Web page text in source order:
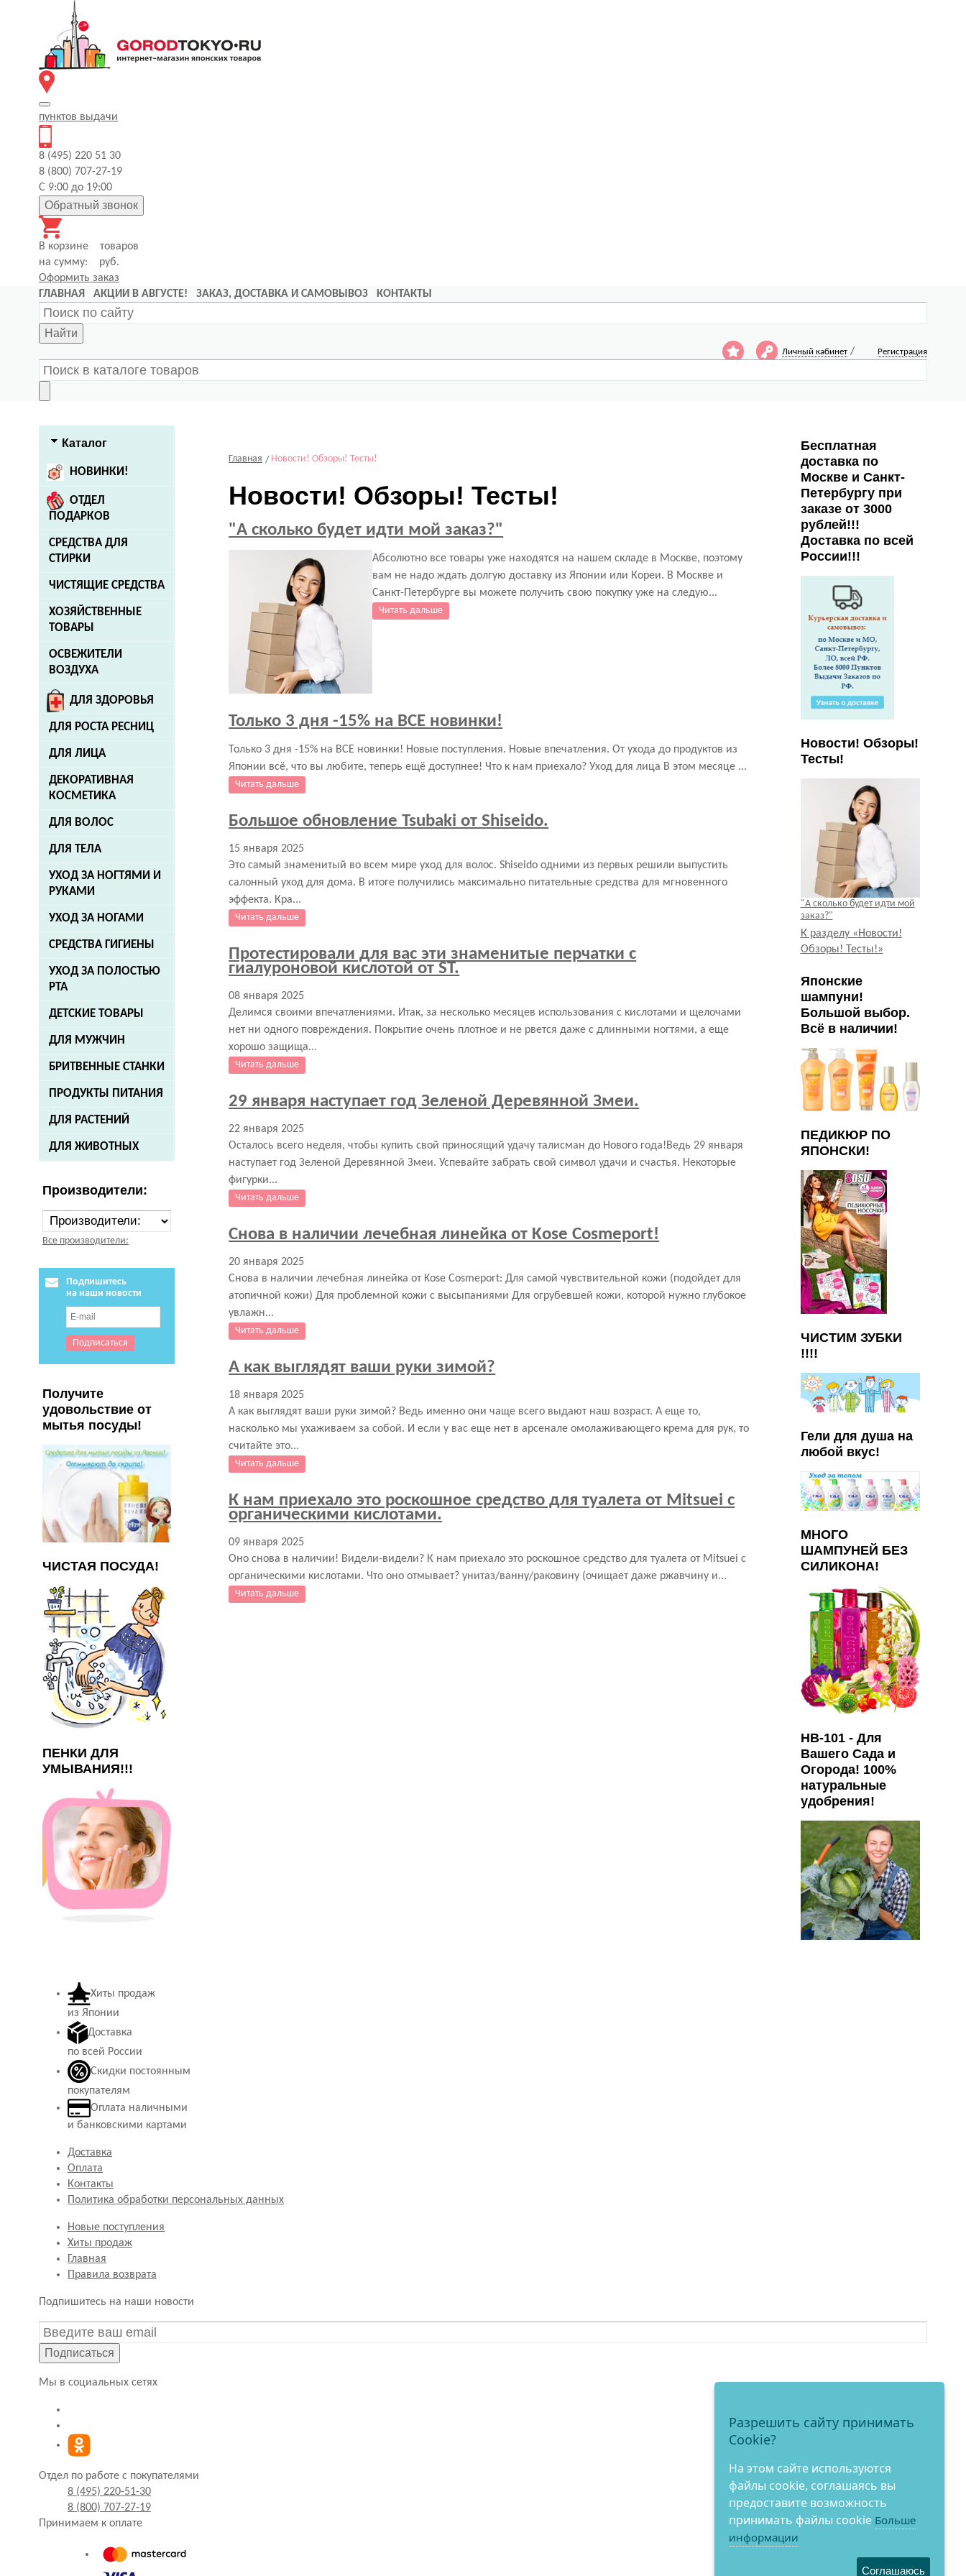
пунктов выдачи
8 (495) 220 51 30
8 (800) 707-27-19
С 9:00 до 19:00
Обратный звонок
В корзине
товаров
на сумму:
руб.
Оформить заказ
ГЛАВНАЯ
АКЦИИ В АВГУСТЕ! ЗАКАЗ, ДОСТАВКА И САМОВЫВОЗ КОНТАКТЫ
Найти
Личный кабинет / Регистрация
Каталог
НОВИНКИ!
ОТДЕЛ
ПОДАРКОВ
СРЕДСТВА ДЛЯ
СТИРКИ
ЧИСТЯЩИЕ СРЕДСТВА
ХОЗЯЙСТВЕННЫЕ
ТОВАРЫ
ОСВЕЖИТЕЛИ
ВОЗДУХА
ДЛЯ ЗДОРОВЬЯ
ДЛЯ РОСТА РЕСНИЦ
ДЛЯ ЛИЦА
ДЕКОРАТИВНАЯ
КОСМЕТИКА
ДЛЯ ВОЛОС
ДЛЯ ТЕЛА
УХОД ЗА НОГТЯМИ И
РУКАМИ
УХОД ЗА НОГАМИ
СРЕДСТВА ГИГИЕНЫ
УХОД ЗА ПОЛОСТЬЮ
РТА
ДЕТСКИЕ ТОВАРЫ
ДЛЯ МУЖЧИН
БРИТВЕННЫЕ СТАНКИ
ПРОДУКТЫ ПИТАНИЯ
ДЛЯ РАСТЕНИЙ
ДЛЯ ЖИВОТНЫХ
Производители:
Все производители:
Подпишитесь
на наши новости
Получите
удовольствие от
мытья посуды!
ЧИСТАЯ ПОСУДА!
ПЕНКИ ДЛЯ
УМЫВАНИЯ!!!
Главная Новости! Обзоры! Тесты!
Новости! Обзоры! Тесты!
"А сколько будет идти мой заказ?"
Абсолютно все товары уже находятся на нашем складе в Москве, поэтому
вам не надо ждать долгую доставку из Японии или Кореи. В Москве и
Санкт-Петербурге вы можете получить свою покупку уже на следую...
Читать дальше
Только 3 дня -15% на ВСЕ новинки!
Только 3 дня -15% на ВСЕ новинки! Новые поступления. Новые впечатления. От ухода до продуктов из
Японии всё, что вы любите, теперь ещё доступнее! Что к нам приехало? Уход для лица В этом месяце ...
Читать дальше
Большое обновление Tsubaki от Shiseido.
15 января 2025
Это самый знаменитый во всем мире уход для волос. Shiseido одними из первых решили выпустить
салонный уход для дома. В итоге получились максимально питательные средства для мгновенного
эффекта. Кра...
Читать дальше
Протестировали для вас эти знаменитые перчатки с
гиалуроновой кислотой от ST.
08 января 2025
Делимся своими впечатлениями. Итак, за несколько месяцев использования с кислотами и щелочами
нет ни одного повреждения. Покрытие очень плотное и не рвется даже с длинными ногтями, а еще
хорошо защища...
Читать дальше
29 января наступает год Зеленой Деревянной Змеи.
22 января 2025
Осталось всего неделя, чтобы купить свой приносящий удачу талисман до Нового года!Ведь 29 января
наступает год Зеленой Деревянной Змеи. Успевайте забрать свой символ удачи и счастья. Некоторые
фигурки...
Читать дальше
Снова в наличии лечебная линейка от Kose Cosmeport!
20 января 2025
Снова в наличии лечебная линейка от Kose Cosmeport: Для самой чувствительной кожи (подойдет для
атопичной кожи) Для проблемной кожи с высыпаниями Для огрубевшей кожи, которой нужно глубокое
увлажн...
Читать дальше
А как выглядят ваши руки зимой?
18 января 2025
А как выглядят ваши руки зимой? Ведь именно они чаще всего выдают наш возраст. А еще то,
насколько мы ухаживаем за собой. И если у вас еще нет в арсенале омолаживающего крема для рук, то
считайте это...
Читать дальше
К нам приехало это роскошное средство для туалета от Mitsuei с
органическими кислотами.
09 января 2025
Оно снова в наличии! Видели-видели? К нам приехало это роскошное средство для туалета от Mitsuei с
органическими кислотами. Что оно отмывает? унитаз/ванну/раковину (очищает даже ржавчину и...
Читать дальше
Бесплатная
доставка по
Москве и Санкт-
Петербургу при
заказе от 3000
рублей!!!
Доставка по всей
России!!!
Новости! Обзоры!
Тесты!
"А сколько будет идти мой
заказ?"
К разделу «Новости!
Обзоры! Тесты!»
Японские
шампуни!
Большой выбор.
Всё в наличии!
ПЕДИКЮР ПО
ЯПОНСКИ!
ЧИСТИМ ЗУБКИ
!!!!
Гели для душа на
любой вкус!
МНОГО
ШАМПУНЕЙ БЕЗ
СИЛИКОНА!
HB-101 - Для
Вашего Сада и
Огорода! 100%
натуральные
удобрения!
Хиты продаж
из Японии
Доставка
по всей России
Скидки постоянным
покупателям
Оплата наличными
и банковскими картами
Доставка
Оплата
Контакты
Политика обработки персональных данных
Новые поступления
Хиты продаж
Главная
Правила возврата
Подпишитесь на наши новости
Подписаться
Мы в социальных сетях
Отдел по работе с покупателями
8 (495) 220-51-30
8 (800) 707-27-19
Принимаем к оплате
Разрешить сайту принимать
Cookie?
На этом сайте используются
файлы cookie, соглашаясь вы
предоставите возможность
принимать файлы cookie Больше
информации
Соглашаюсь